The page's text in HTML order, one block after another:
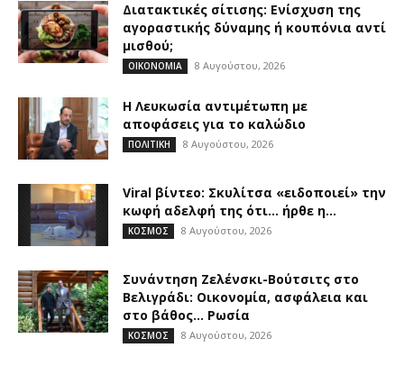
Διατακτικές σίτισης: Ενίσχυση της
αγοραστικής δύναμης ή κουπόνια αντί
μισθού;
ΟΙΚΟΝΟΜΙΑ 8 Αυγούστου, 2026
Η Λευκωσία αντιμέτωπη με
αποφάσεις για το καλώδιο
ΠΟΛΙΤΙΚΗ 8 Αυγούστου, 2026
Viral βίντεο: Σκυλίτσα «ειδοποιεί» την
κωφή αδελφή της ότι… ήρθε η...
ΚΟΣΜΟΣ 8 Αυγούστου, 2026
Συνάντηση Ζελένσκι-Βούτσιτς στο
Βελιγράδι: Οικονομία, ασφάλεια και
στο βάθος… Ρωσία
ΚΟΣΜΟΣ 8 Αυγούστου, 2026